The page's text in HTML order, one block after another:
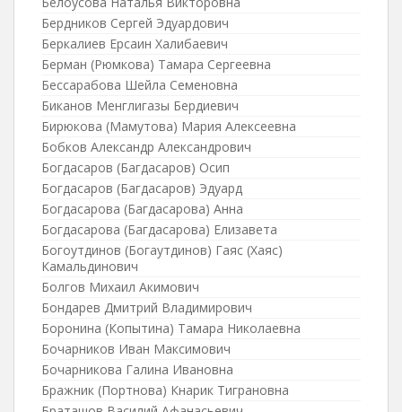
Бердников Сергей Эдуардович
Беркалиев Ерсаин Халибаевич
Берман (Рюмкова) Тамара Сергеевна
Бессарабова Шейла Семеновна
Биканов Менглигазы Бердиевич
Бирюкова (Мамутова) Мария Алексеевна
Бобков Александр Александрович
Богдасаров (Багдасаров) Осип
Богдасаров (Багдасаров) Эдуард
Богдасарова (Багдасарова) Анна
Богдасарова (Багдасарова) Елизавета
Богоутдинов (Богаутдинов) Гаяс (Хаяс)
Камальдинович
Болгов Михаил Акимович
Бондарев Дмитрий Владимирович
Боронина (Копытина) Тамара Николаевна
Бочарников Иван Максимович
Бочарникова Галина Ивановна
Бражник (Портнова) Кнарик Тиграновна